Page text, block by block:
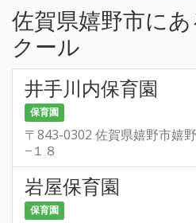
佐賀県嬉野市に
クール
井手川内保育園
保育園
〒843-0302 佐賀県嬉野市嬉
−１８
岩屋保育園
保育園